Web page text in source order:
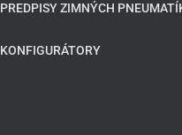
PREDPISY ZIMNÝCH
KONFIGURÁTORY